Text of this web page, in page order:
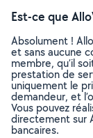
Est-ce que
Absolument !
et sans aucune
membre, qu’il
prestation de
uniquement le
demandeur, et
Vous pouvez
directement sur
bancaires.